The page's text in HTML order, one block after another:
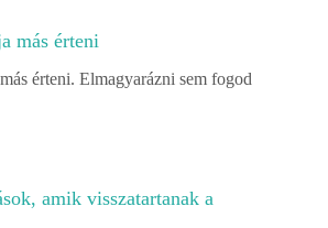
más érteni
érteni. Elmagyarázni sem fogod
amik visszatartanak a